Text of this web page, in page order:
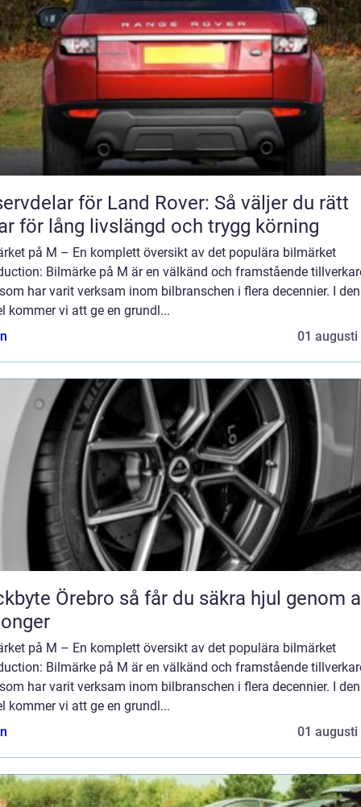
för Land Rover: Så väljer du rätt
för lång livslängd och trygg körning
på M – En komplett översikt av det populära bilmärket
Bilmärke på M är en välkänd och framstående
har varit verksam inom bilbranschen i flera decennier. I
kommer vi att ge en grundl...
01 augusti
så får du säkra hjul genom alla
på M – En komplett översikt av det populära bilmärket
Bilmärke på M är en välkänd och framstående
har varit verksam inom bilbranschen i flera decennier. I
kommer vi att ge en grundl...
01 augusti